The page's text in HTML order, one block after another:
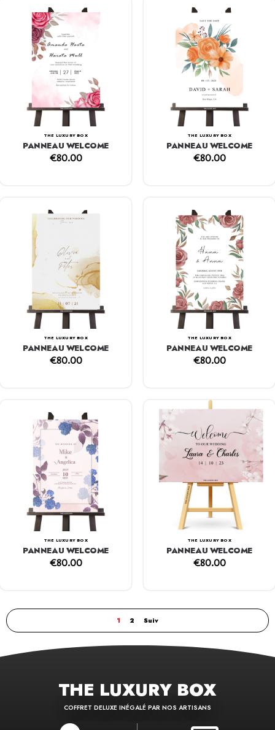
THE LUXURY BOX
PANNEAU WELCOME
€80.00
THE LUXURY BOX
PANNEAU WELCOME
€80.00
THE LUXURY BOX
PANNEAU WELCOME
€80.00
THE LUXURY BOX
PANNEAU WELCOME
€80.00
THE LUXURY BOX
PANNEAU WELCOME
€80.00
THE LUXURY BOX
PANNEAU WELCOME
€80.00
1 2 Suiv
THE LUXURY BOX
COFFRET DELUXE INÉGALÉ PAR NOS ARTISANS